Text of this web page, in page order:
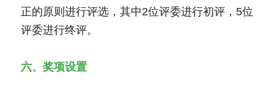
正的原则进行评选，其中2位评委进行初评，5位
评委进行终评。
六、奖项设置